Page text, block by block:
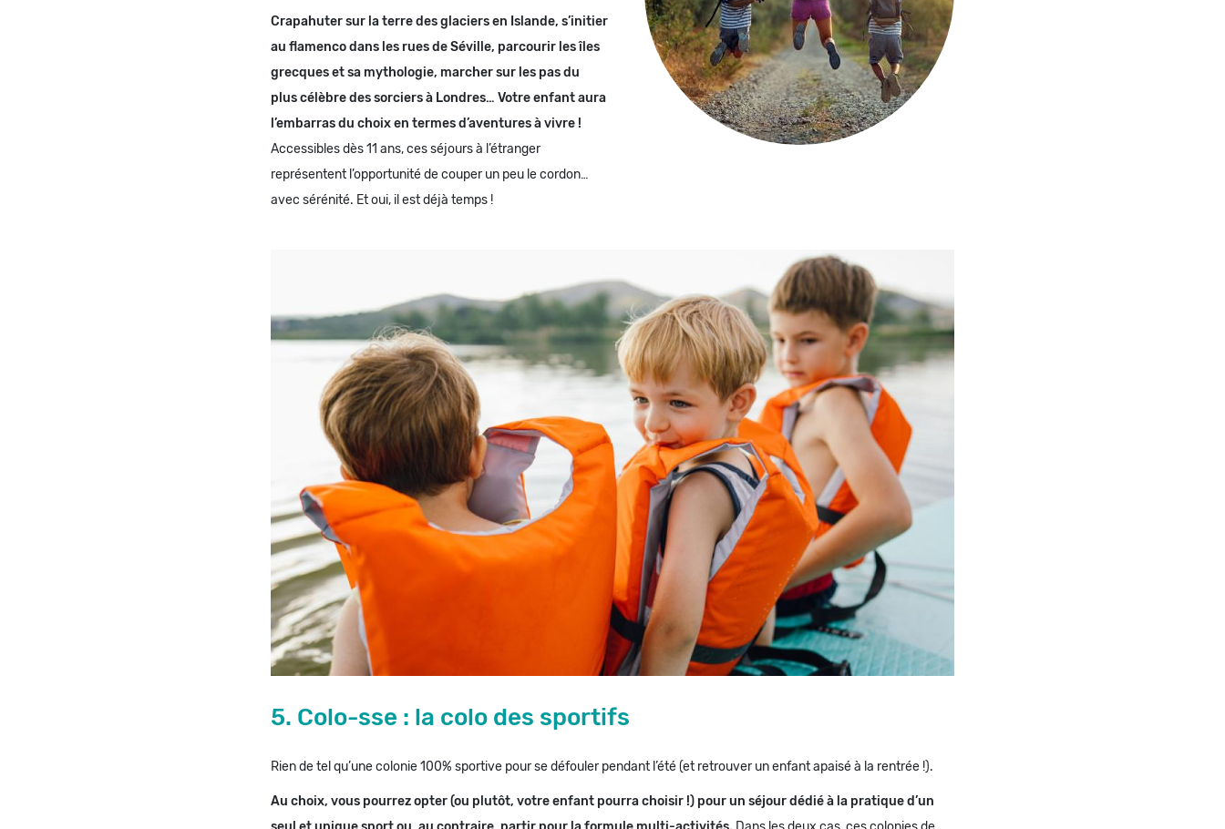
Crapahuter sur la terre des glaciers en Islande, s’initier
au flamenco dans les rues de Séville, parcourir les îles
grecques et sa mythologie, marcher sur les pas du
plus célèbre des sorciers à Londres… Votre enfant aura
l’embarras du choix en termes d’aventures à vivre !
Accessibles dès 11 ans, ces séjours à l’étranger
représentent l’opportunité de couper un peu le cordon…
avec sérénité. Et oui, il est déjà temps !
5. Colo-sse : la colo des sportifs
Rien de tel qu’une colonie 100% sportive pour se défouler pendant l’été (et retrouver un enfant apaisé à la rentrée !).
Au choix, vous pourrez opter (ou plutôt, votre enfant pourra choisir !) pour un séjour dédié à la pratique d’un